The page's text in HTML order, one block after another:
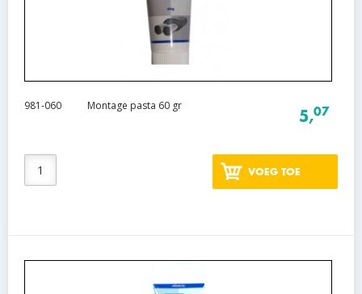
981-060 Montage pasta 60 gr
5,07
VOEG TOE